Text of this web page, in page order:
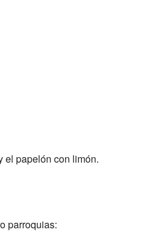
el papelón con limón.
parroquias: